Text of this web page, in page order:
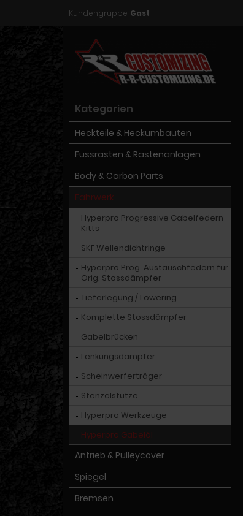
Kundengruppe: Gast
Kategorien
Heckteile & Heckumbauten
Fussrasten & Rastenanlagen
Body & Carbon Parts
Fahrwerk
Hyperpro Progressive Gabelfedern
Kitts
SKF Wellendichtringe
Hyperpro Prog. Austauschfedern für
Orig. Stossdämpfer
Tieferlegung / Lowering
Komplette Stossdämpfer
Gabelbrücken
Lenkungsdämpfer
Scheinwerferträger
Stenzelstütze
Hyperpro Werkzeuge
Hyperpro Gabelöl
Antrieb & Pulleycover
Spiegel
Bremsen